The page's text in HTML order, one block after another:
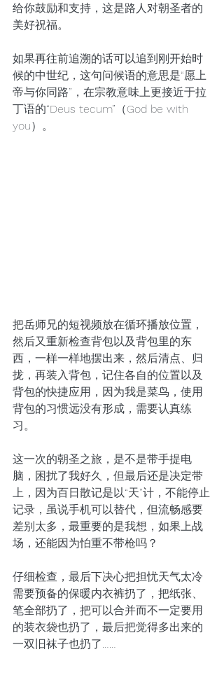
给你鼓励和支持，这是路人对朝圣者的
美好祝福。
如果再往前追溯的话可以追到刚开始时
候的中世纪，这句问候语的意思是“愿上
帝与你同路”，在宗教意味上更接近于拉
丁语的“Deus tecum”（God be with
you）。
把岳师兄的短视频放在循环播放位置，
然后又重新检查背包以及背包里的东
西，一样一样地摆出来，然后清点、归
拢，再装入背包，记住各自的位置以及
背包的快捷应用，因为我是菜鸟，使用
背包的习惯远没有形成，需要认真练
习。
这一次的朝圣之旅，是不是带手提电
脑，困扰了我好久，但最后还是决定带
上，因为百日散记是以“天”计，不能停止
记录，虽说手机可以替代，但流畅感要
差别太多，最重要的是我想，如果上战
场，还能因为怕重不带枪吗？
仔细检查，最后下决心把担忧天气太冷
需要预备的保暖内衣裤扔了，把纸张、
笔全部扔了，把可以合并而不一定要用
的装衣袋也扔了，最后把觉得多出来的
一双旧袜子也扔了……